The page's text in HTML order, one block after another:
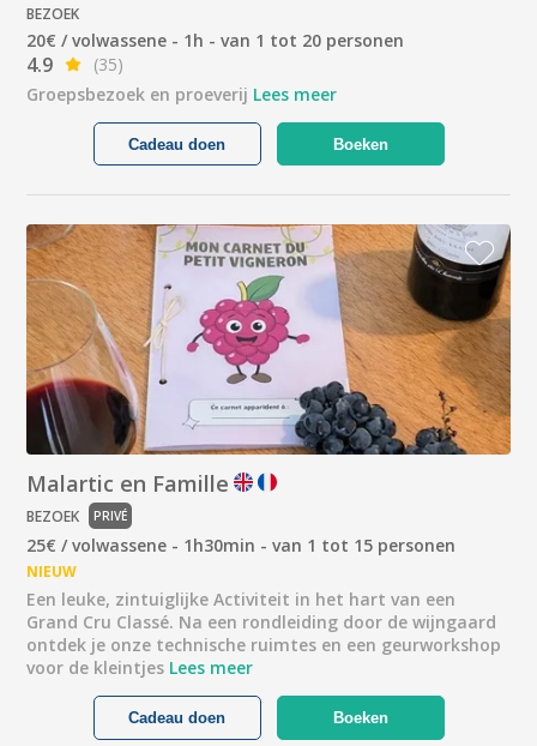
BEZOEK
20€ / volwassene - 1h - van 1 tot 20 personen
4.9
(35)
Groepsbezoek en proeverij Lees meer
Boeken
Cadeau doen
Malartic en Famille
BEZOEK PRIVÉ
25€ / volwassene - 1h30min - van 1 tot 15 personen
NIEUW
Een leuke, zintuiglijke Activiteit in het hart van een
Grand Cru Classé. Na een rondleiding door de wijngaard
ontdek je onze technische ruimtes en een geurworkshop
voor de kleintjes Lees meer
Boeken
Cadeau doen